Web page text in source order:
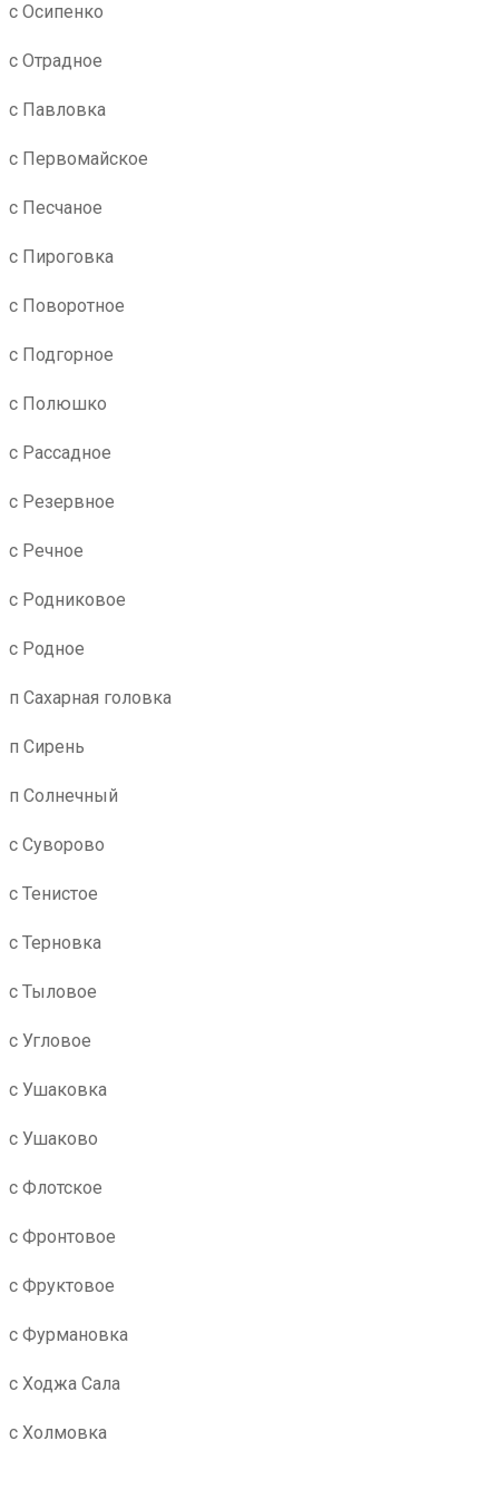
с Осипенко
с Отрадное
с Павловка
с Первомайское
с Песчаное
с Пироговка
с Поворотное
с Подгорное
с Полюшко
с Рассадное
с Резервное
с Речное
с Родниковое
с Родное
п Сахарная головка
п Сирень
п Солнечный
с Суворово
с Тенистое
с Терновка
с Тыловое
с Угловое
с Ушаковка
с Ушаково
с Флотское
с Фронтовое
с Фруктовое
с Фурмановка
с Ходжа Сала
с Холмовка